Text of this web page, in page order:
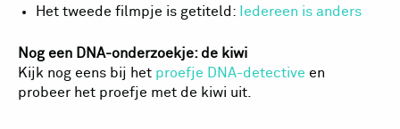
Het tweede filmpje is getiteld:
Iedereen is anders
Nog een DNA-onderzoekje: de kiwi
Kijk nog eens bij het proefje DNA-detective en
probeer het proefje met de kiwi uit.